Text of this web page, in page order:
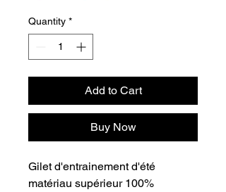
Quantity *
Add to Cart
Buy Now
Gilet d'entrainement d'été
matériau supérieur 100%